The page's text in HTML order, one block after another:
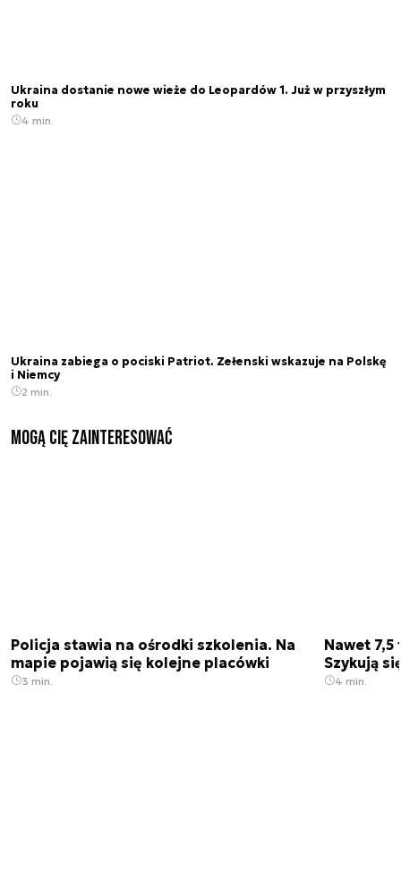
Ukraina dostanie nowe wieże do Leopardów 1. Już w przyszłym
roku
4 min.
Ukraina zabiega o pociski Patriot. Zełenski wskazuje na Polskę
i Niemcy
2 min.
Mogą Cię zainteresować
Policja stawia na ośrodki szkolenia. Na
mapie pojawią się kolejne placówki
3 min.
Nawet
Szykują
4 min.